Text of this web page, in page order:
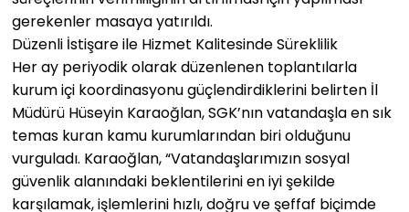
gerekenler masaya yatırıldı.
Düzenli İstişare ile Hizmet Kalitesinde Süreklilik
Her ay periyodik olarak düzenlenen toplantılarla
kurum içi koordinasyonu güçlendirdiklerini belirten İl
Müdürü Hüseyin Karaoğlan, SGK’nın vatandaşla en sık
temas kuran kamu kurumlarından biri olduğunu
vurguladı. Karaoğlan, “Vatandaşlarımızın sosyal
güvenlik alanındaki beklentilerini en iyi şekilde
karşılamak, işlemlerini hızlı, doğru ve şeffaf biçimde